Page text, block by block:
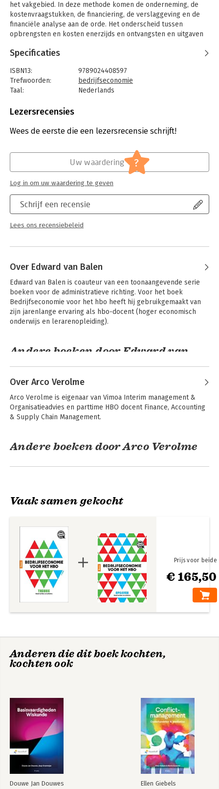
het vakgebied. In deze methode komen de onderneming, de
kostenvraagstukken, de financiering, de verslaggeving en de
financiële analyse aan de orde. Het onderscheid tussen
opbrengsten en kosten enerzijds en ontvangsten en uitgaven
verliesrekening, het kasstroomoverzicht en het
eindbalans één geheel.
De uitleg van de theorie gebeurt aan de hand van voorbeelden
een opgavenboek met opgaven die goed aansluiten bij de
instructiefilmpjes, een begrippentrainer en meer informatie
Nieuw is de extra aandacht voor de circulaire economie en het
vermogensverloop. Ook zijn er hoofdstukken over prognoses
en groei van de onderneming en faillissementsanalyse
toegevoegd. Dankzij de stapsgewijze opbouw kunnen
studenten de stof zelfstandig bestuderen.
Bedrijfseconomie voor het hbo is niet alleen geschikt voor
opleidingen waar bedrijfseconomie een hoofdvak is, maar ook
voor opleidingen met bedrijfseconomische onderwerpen als
Specificaties
ISBN13:
9789024408597
Trefwoorden:
bedrijfseconomie
Taal:
Nederlands
Aantal pagina's:
Druk:
4
Organisatiekunde
Serie:
Lezersrecensies
Wees de eerste die een lezersrecensie schrijft!
Schrijf een recensie
Lees ons recensiebeleid
Uw waardering ?
Log in om uw waardering te geven
Over Edward van Balen
Edward van Balen is coauteur van een toonaangevende serie
boeken voor de administratieve richting. Voor het boek
Bedrijfseconomie voor het hbo heeft hij gebruikgemaakt van
zijn jarenlange ervaring als hbo-docent (hoger economisch
onderwijs en lerarenopleiding).
Andere boeken door Edward van
Opgaven
Bedrijfseconomie
Elementair
tb+wb+onl verw
Kennis
Bedrijfseconomie,
Over Arco Verolme
Arco Verolme is eigenaar van Vimoa Interim management &
Organisatieadvies en parttime HBO docent Finance, Accounting
& Supply Chain Management.
Andere boeken door Arco Verolme
Financieel
management
Bedrijfseconomie
voor het hbo -
Opgaven
Bedrijfseconomie
voor het hbo,
theorie- en
opgavenboek
Financieel
management
Vaak samen gekocht
€ 165,50
Prijs voor beide
Anderen die dit boek kochten,
kochten ook
Douwe Jan Douwes Ellen Giebels